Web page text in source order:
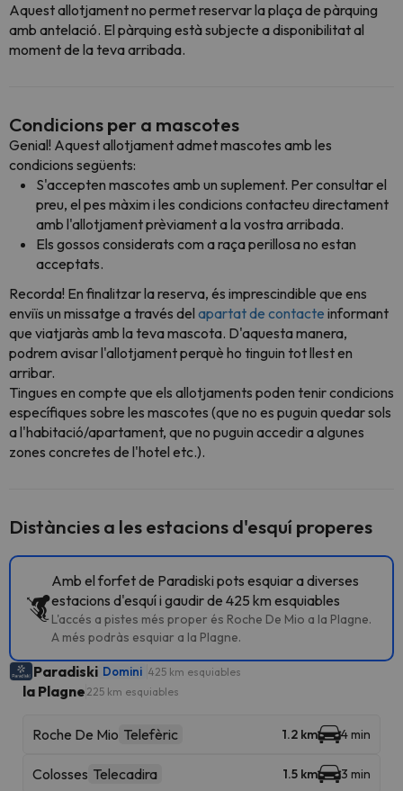
Aquest allotjament no permet reservar la plaça de pàrquing
amb antelació. El pàrquing està subjecte a disponibilitat al
moment de la teva arribada.
Condicions per a mascotes
Genial! Aquest allotjament admet mascotes amb les
condicions següents:
S'accepten mascotes amb un suplement. Per consultar el
preu, el pes màxim i les condicions contacteu directament
amb l'allotjament prèviament a la vostra arribada.
Els gossos considerats com a raça perillosa no estan
acceptats.
Recorda! En finalitzar la reserva, és imprescindible que ens
enviïs un missatge a través del apartat de contacte informant
que viatjaràs amb la teva mascota. D'aquesta manera,
podrem avisar l'allotjament perquè ho tinguin tot llest en
arribar.
Tingues en compte que els allotjaments poden tenir condicions
específiques sobre les mascotes (que no es puguin quedar sols
a l'habitació/apartament, que no puguin accedir a algunes
zones concretes de l'hotel etc.).
Distàncies a les estacions d'esquí properes
Amb el forfet de Paradiski pots esquiar a diverses
estacions d'esquí i gaudir de 425 km esquiables
L'accés a pistes més proper és Roche De Mio a la Plagne.
A més podràs esquiar a la Plagne.
Paradiski Domini 425 km esquiables
la Plagne 225 km esquiables
Roche De Mio Telefèric 1.2 km 4 min
Colosses Telecadira 1.5 km 3 min